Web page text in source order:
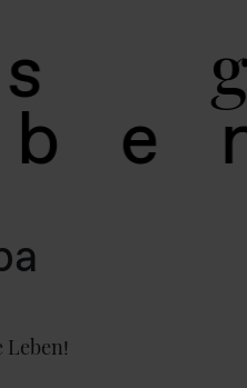
s
b e
Leben!